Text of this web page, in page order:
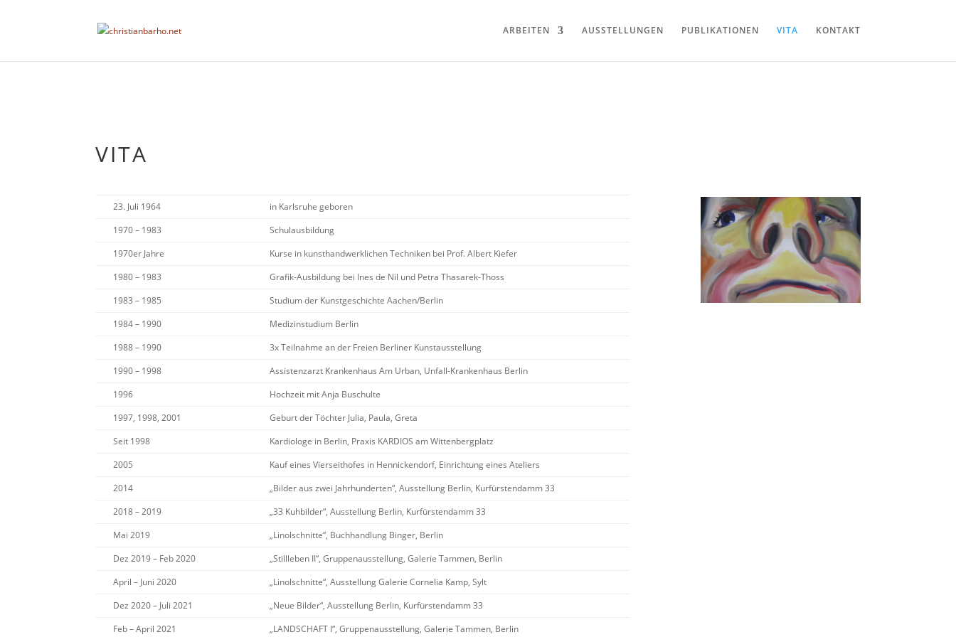
ARBEITEN AUSSTELLUNGEN PUBLIKATIONEN VITA KONTAKT
VITA
23. Juli 1964
in Karlsruhe geboren
1970 – 1983
Schulausbildung
1970er Jahre
Kurse in kunsthandwerklichen Techniken bei Prof. Albert Kiefer
1980 – 1983
Grafik-Ausbildung bei Ines de Nil und Petra Thasarek-Thoss
1983 – 1985
Studium der Kunstgeschichte Aachen/Berlin
1984 – 1990
Medizinstudium Berlin
1988 – 1990
3x Teilnahme an der Freien Berliner Kunstausstellung
1990 – 1998
Assistenzarzt Krankenhaus Am Urban, Unfall-Krankenhaus Berlin
1996
Hochzeit mit Anja Buschulte
1997, 1998, 2001
Geburt der Töchter Julia, Paula, Greta
Seit 1998
Kardiologe in Berlin, Praxis KARDIOS am Wittenbergplatz
2005
Kauf eines Vierseithofes in Hennickendorf, Einrichtung eines Ateliers
2014
„Bilder aus zwei Jahrhunderten“, Ausstellung Berlin, Kurfürstendamm 33
2018 – 2019
„33 Kuhbilder“, Ausstellung Berlin, Kurfürstendamm 33
Mai 2019
„Linolschnitte“, Buchhandlung Binger, Berlin
Dez 2019 – Feb 2020
„Stillleben II“, Gruppenausstellung, Galerie Tammen, Berlin
April – Juni 2020
„Linolschnitte“, Ausstellung Galerie Cornelia Kamp, Sylt
Dez 2020 – Juli 2021
„Neue Bilder“, Ausstellung Berlin, Kurfürstendamm 33
Feb– April 2021 „LANDSCHAFT I“, Gruppenausstellung, Galerie Tammen, Berlin